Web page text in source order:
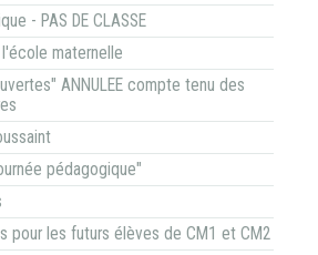
- PAS DE CLASSE
maternelle
ANNULEE compte tenu des
pédagogique"
pour les futurs élèves de CM1 et CM2